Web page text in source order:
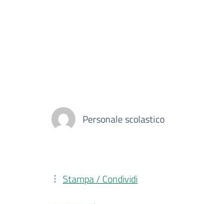
Personale scolastico
Stampa / Condividi